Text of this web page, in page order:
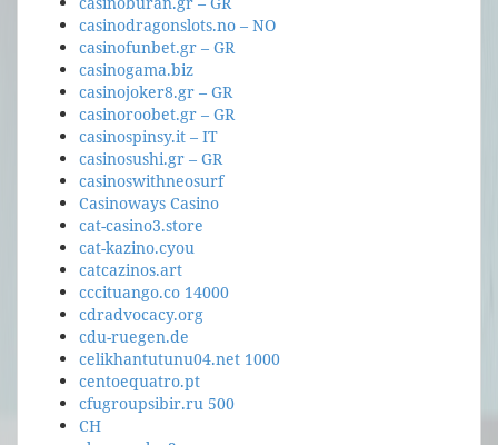
casinodragonslots.no – NO
casinofunbet.gr – GR
casinogama.biz
casinojoker8.gr – GR
casinoroobet.gr – GR
casinospinsy.it – IT
casinosushi.gr – GR
casinoswithneosurf
Casinoways Casino
cat-casino3.store
cat-kazino.cyou
catcazinos.art
cccituango.co 14000
cdradvocacy.org
cdu-ruegen.de
celikhantutunu04.net 1000
centoequatro.pt
cfugroupsibir.ru 500
CH